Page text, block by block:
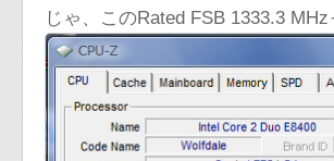
じゃ、このRated FSB 1333.3 MHz